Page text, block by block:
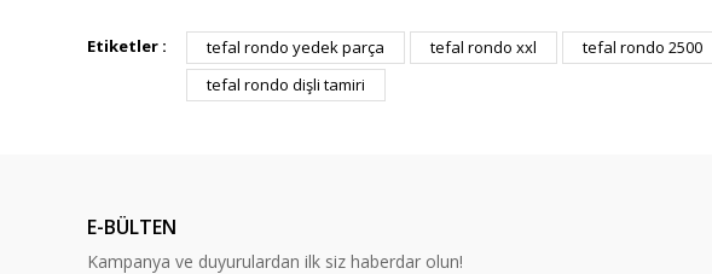
Görüş ve önerileriniz için teşekkür ederiz.
Ürün resmi kalitesiz, bozuk veya görüntülenemiyor.
Bu ürüne benzer farklı alternatifler olmalı.
Etiketler : tefal rondo yedek parça tefal rondo xxl tefal rondo 2500
tefal rondo dişli tamiri
E-BÜLTEN
Kampanya ve duyurulardan ilk siz haberdar olun!